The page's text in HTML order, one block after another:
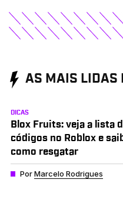
AS MAIS LIDAS
DICAS
Blox Fruits: veja a lista
códigos no Roblox e
como resgatar
PorMarcelo Rodrigues